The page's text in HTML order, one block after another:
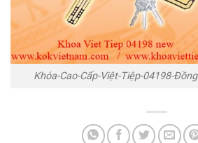
Khóa-Cao-Cấp-Việt-Tiệp-04198-Đồng